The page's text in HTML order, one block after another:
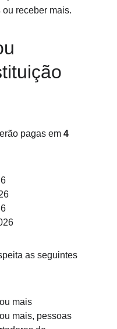
receber mais.
pagas em 4
as seguintes
mais
mais, pessoas